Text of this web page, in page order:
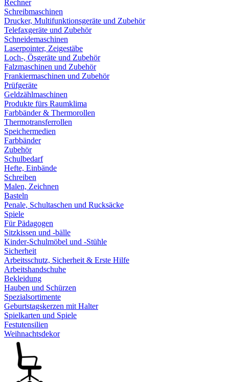
Rechner
Schreibmaschinen
Drucker, Multifunktionsgeräte und Zubehör
Telefaxgeräte und Zubehör
Schneidemaschinen
Laserpointer, Zeigestäbe
Loch-, Ösgeräte und Zubehör
Falzmaschinen und Zubehör
Frankiermaschinen und Zubehör
Prüfgeräte
Geldzählmaschinen
Produkte fürs Raumklima
Farbbänder & Thermorollen
Thermotransferrollen
Speichermedien
Farbbänder
Zubehör
Schulbedarf
Hefte, Einbände
Schreiben
Malen, Zeichnen
Basteln
Penale, Schultaschen und Rucksäcke
Spiele
Für Pädagogen
Sitzkissen und -bälle
Kinder-Schulmöbel und -Stühle
Sicherheit
Arbeitsschutz, Sicherheit & Erste Hilfe
Arbeitshandschuhe
Bekleidung
Hauben und Schürzen
Spezialsortimente
Geburtstagskerzen mit Halter
Spielkarten und Spiele
Festutensilien
Weihnachtsdekor